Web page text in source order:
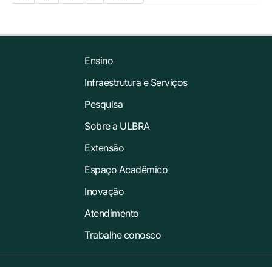
Ensino
Infraestrutura e Serviços
Pesquisa
Sobre a ULBRA
Extensão
Espaço Acadêmico
Inovação
Atendimento
Trabalhe conosco